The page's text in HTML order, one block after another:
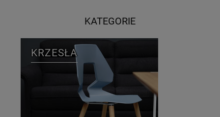
KATEGORIE
KRZESŁA